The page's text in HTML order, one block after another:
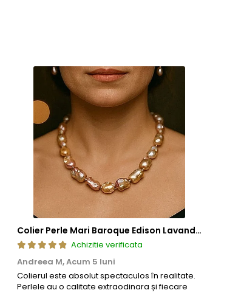
Colier Perle Mari Baroque Edison Lavandă, Calitatea AAA, Aur 14K | KASKADDA®
Achizitie verificata
Andreea M,Acum 5 luni
Colierul este absolut spectaculos în realitate.
Perlele au o calitate extraodinara și fiecare